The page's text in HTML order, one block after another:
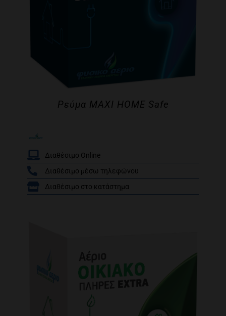
/
Ρεύμα MAXI HOME Safe
Διαθέσιμο Online
Διαθέσιμο μέσω τηλεφώνου
Διαθέσιμο στο κατάστημα